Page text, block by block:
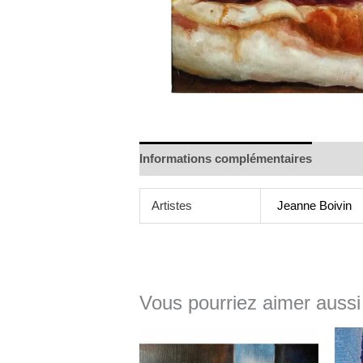
Informations complémentaires
Artistes Jeanne Boivin
Vous pourriez aimer